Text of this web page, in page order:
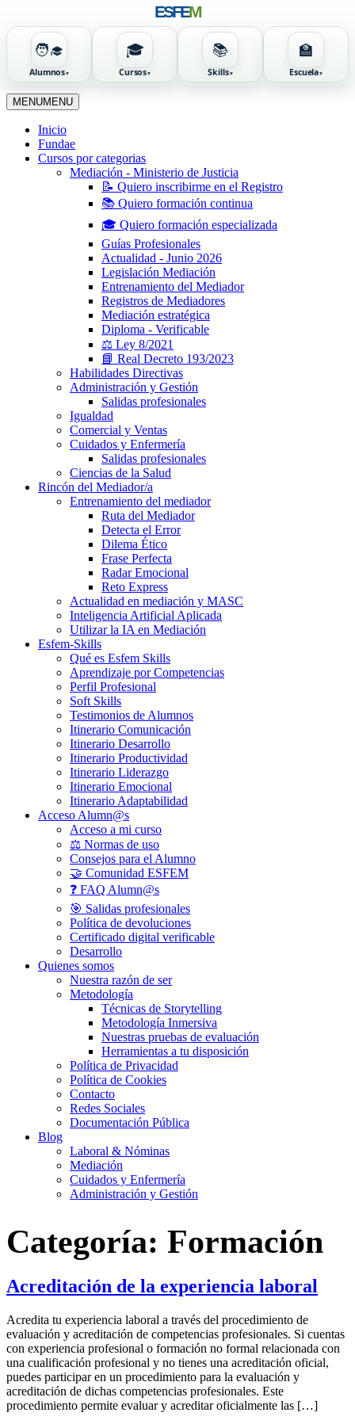
ESFEM
🧑‍🎓
Alumnos
🎓
Cursos
📚
Skills
🏫
Escuela
Ir
al
contenido
MENUMENU
Inicio
Fundae
Cursos por categorias
Mediación - Ministerio de Justicia
📝 Quiero inscribirme en el Registro
📚 Quiero formación continua
🎓 Quiero formación especializada
Guías Profesionales
Actualidad - Junio 2026
Legislación Mediación
Entrenamiento del Mediador
Registros de Mediadores
Mediación estratégica
Diploma - Verificable
⚖️ Ley 8/2021
📘 Real Decreto 193/2023
Habilidades Directivas
Administración y Gestión
Salidas profesionales
Igualdad
Comercial y Ventas
Cuidados y Enfermería
Salidas profesionales
Ciencias de la Salud
Rincón del Mediador/a
Entrenamiento del mediador
Ruta del Mediador
Detecta el Error
Dilema Ético
Frase Perfecta
Radar Emocional
Reto Express
Actualidad en mediación y MASC
Inteligencia Artificial Aplicada
Utilizar la IA en Mediación
Esfem-Skills
Qué es Esfem Skills
Aprendizaje por Competencias
Perfil Profesional
Soft Skills
Testimonios de Alumnos
Itinerario Comunicación
Itinerario Desarrollo
Itinerario Productividad
Itinerario Liderazgo
Itinerario Emocional
Itinerario Adaptabilidad
Acceso Alumn@s
Acceso a mi curso
⚖️ Normas de uso
Consejos para el Alumno
🤝 Comunidad ESFEM
❓ FAQ Alumn@s
🎯 Salidas profesionales
Política de devoluciones
Certificado digital verificable
Desarrollo
Quienes somos
Nuestra razón de ser
Metodología
Técnicas de Storytelling
Metodología Inmersiva
Nuestras pruebas de evaluación
Herramientas a tu disposición
Política de Privacidad
Política de Cookies
Contacto
Redes Sociales
Documentación Pública
Blog
Laboral & Nóminas
Mediación
Cuidados y Enfermería
Administración y Gestión
Categoría: Formación
Acreditación de la experiencia laboral
Acredita tu experiencia laboral a través del procedimiento de
evaluación y acreditación de competencias profesionales. Si cuentas
con experiencia profesional o formación no formal relacionada con
una cualificación profesional y no tienes una acreditación oficial,
puedes participar en un procedimiento para la evaluación y
acreditación de dichas competencias profesionales. Este
procedimiento permite evaluar y acreditar oficialmente las […]